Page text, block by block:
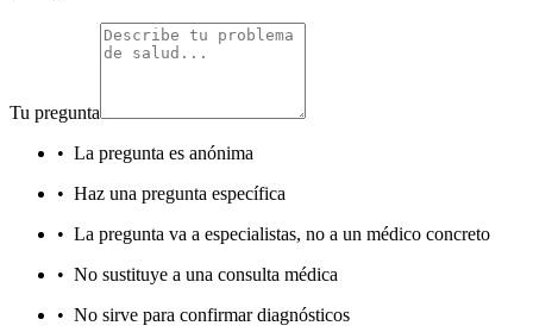
Tu pregunta
• La pregunta es anónima
• Haz una pregunta específica
• La pregunta va a especialistas, no a un médico concreto
• No sustituye a una consulta médica
• No sirve para confirmar diagnósticos